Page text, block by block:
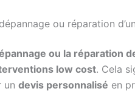
ou réparation
ou la réparation
low cost. Cela
un devis personnalisé en